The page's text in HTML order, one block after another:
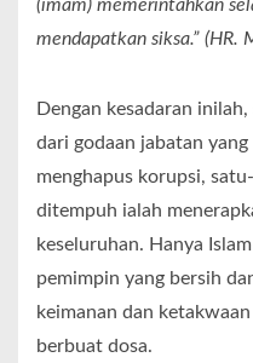
(imam) memerintahkan
mendapatkan siksa.” (HR.
Dengan kesadaran
dari godaan jabatan
menghapus korupsi,
ditempuh ialah
keseluruhan. Hanya
pemimpin yang bersih
keimanan dan
berbuat dosa.